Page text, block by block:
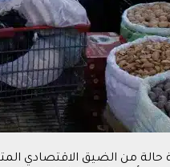
من الضيق الاقتصادي